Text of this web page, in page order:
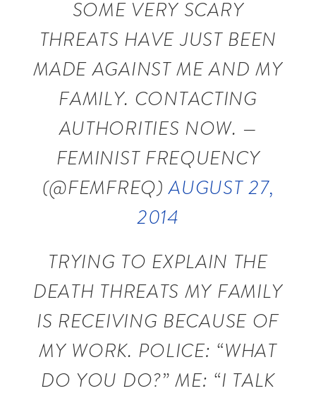
SOME VERY SCARY
THREATS HAVE JUST BEEN
MADE AGAINST ME AND MY
FAMILY. CONTACTING
AUTHORITIES NOW. —
FEMINIST FREQUENCY
(@FEMFREQ)AUGUST 27,
2014
TRYING TO EXPLAIN THE
DEATH THREATS MY FAMILY
IS RECEIVING BECAUSE OF
MY WORK. POLICE: “WHAT
DO YOU DO?” ME: “I TALK